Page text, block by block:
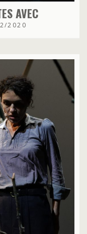
AVEC
2020